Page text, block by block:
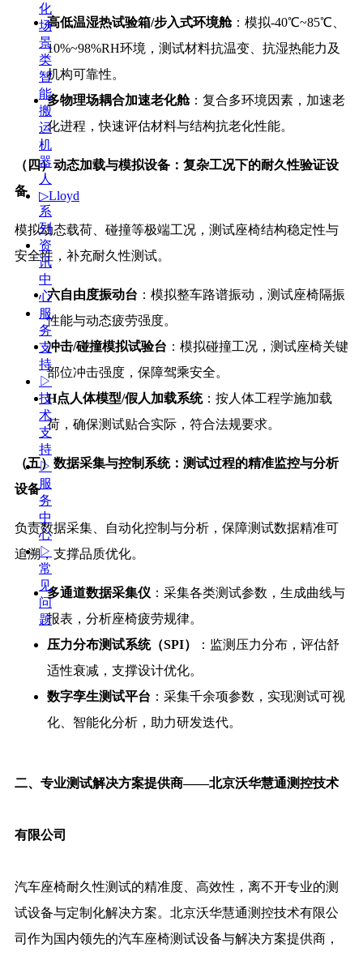
高低温湿热试验箱/步入式环境舱：模拟-40℃~85℃、
10%~98%RH环境，测试材料抗温变、抗湿热能力及
机构可靠性。
多物理场耦合加速老化舱：复合多环境因素，加速老
化进程，快速评估材料与结构抗老化性能。
（四）动态加载与模拟设备：复杂工况下的耐久性验证设
备
模拟动态载荷、碰撞等极端工况，测试座椅结构稳定性与
安全性，补充耐久性测试。
六自由度振动台 ：模拟整车路谱振动，测试座椅隔振
性能与动态疲劳强度。
冲击/碰撞模拟试验台 ：模拟碰撞工况，测试座椅关键
部位冲击强度，保障驾乘安全。
H点人体模型/假人加载系统：按人体工程学施加载
荷，确保测试贴合实际，符合法规要求。
（五）数据采集与控制系统：测试过程的精准监控与分析
设备
负责数据采集、自动化控制与分析，保障测试数据精准可
追溯，支撑品质优化。
多通道数据采集仪 ：采集各类测试参数，生成曲线与
报表，分析座椅疲劳规律。
压力分布测试系统（SPI）
：监测压力分布，评估舒
适性衰减，支撑设计优化。
数字孪生测试平台 ：采集千余项参数，实现测试可视
化、智能化分析，助力研发迭代。
二、专业测试解决方案提供商——北京沃华慧通测控技术
有限公司
汽车座椅耐久性测试的精准度、高效性，离不开专业的测
试设备与定制化解决方案。北京沃华慧通测控技术有限公
司作为国内领先的汽车座椅测试设备与解决方案提供商，
化
场
景
类
智
能
搬
运
机
器
人
▷Lloyd
系
列
资
讯
中
心
服
务
支
持
▷
技
术
支
持
▷
服
务
中
心
▷
常
见
问
题